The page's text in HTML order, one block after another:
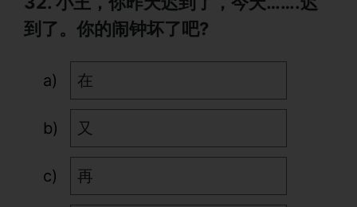
到了。你的闹钟坏了吧?
在
又
再